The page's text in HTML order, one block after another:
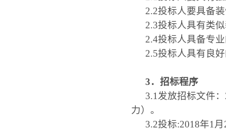
2.2投标人要具备
2.3投标人具有类
2.4投标人具备专
2.5投标人具有良
3．招标程序
3.1 发放招标文件：
力）。
3.2投标:2018年1 月